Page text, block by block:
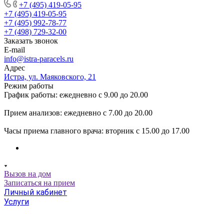
+7 (495) 419-05-95
+7 (495) 419-05-95
+7 (495) 992-78-77
+7 (498) 729-32-00
Заказать звонок
E-mail
info@istra-paracels.ru
Адрес
Истра, ул. Маяковского, 21
Режим работы
График работы: ежедневно с 9.00 до 20.00
Прием анализов: ежедневно с 7.00 до 20.00
Часы приема главного врача: вторник с 15.00 до 17.00
Вызов на дом
Записаться на прием
Личный кабинет
Услуги